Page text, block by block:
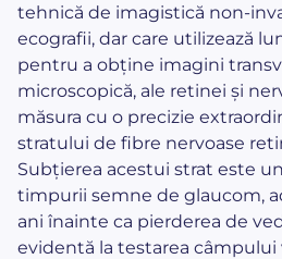
tehnică de imagistică non-
ecografii, dar care utilizează
pentru a obține imagini
microscopică, ale retinei și
măsura cu o precizie
stratului de fibre nervoase
Subțierea acestui strat este
timpurii semne de glaucom,
ani înainte ca pierderea de
evidentă la testarea câmpului